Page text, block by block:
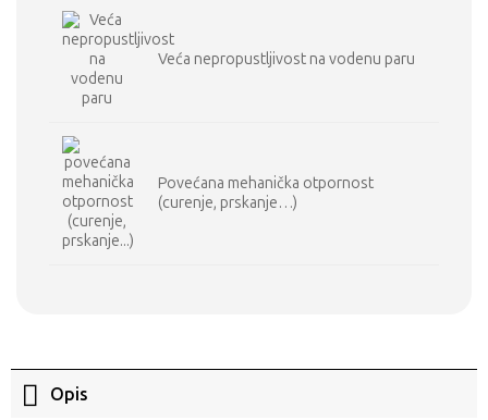
Veća nepropustljivost na vodenu paru
Povećana mehanička otpornost
(curenje, prskanje…)
Opis